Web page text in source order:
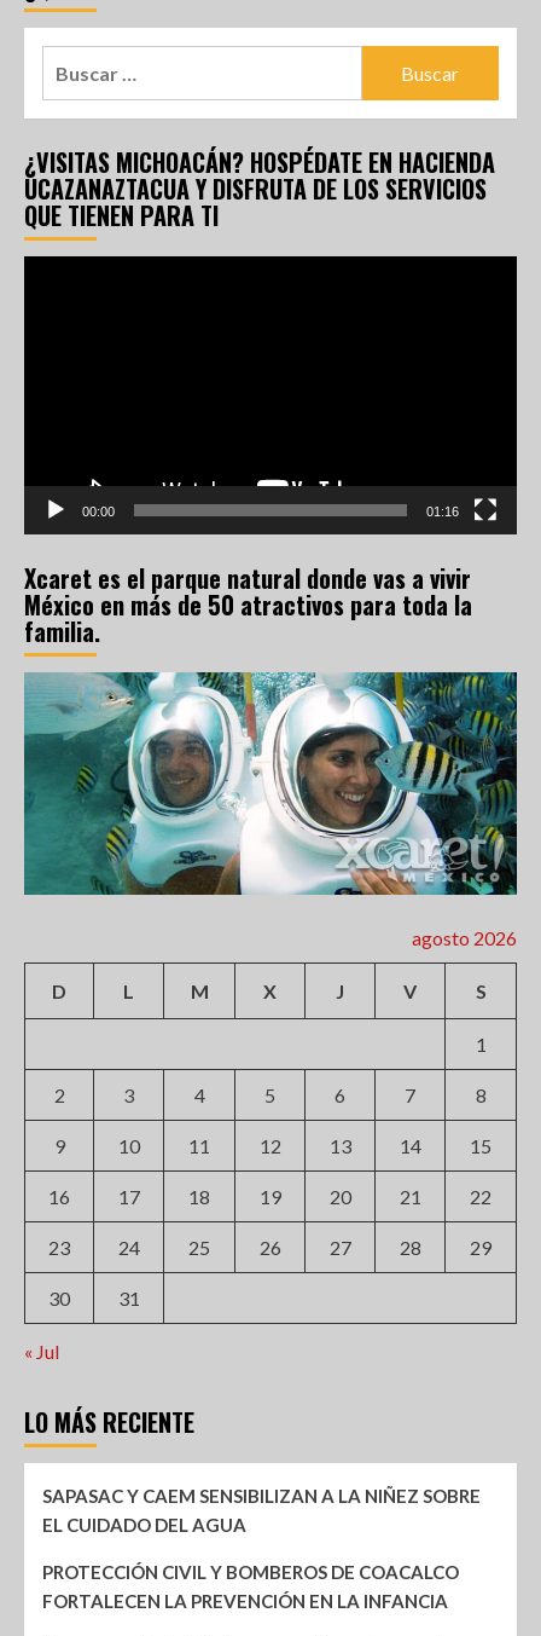
¿VISITAS MICHOACÁN? HOSPÉDATE EN HACIENDA
UCAZANAZTACUA Y DISFRUTA DE LOS SERVICIOS
QUE TIENEN PARA TI
00:00 01:16
Xcaret es el parque natural donde vas a vivir
México en más de 50 atractivos para toda la
familia.
agosto 2026
D L M X J V S
1
2 3 4 5 6 7 8
9 10 11 12 13 14 15
16 17 18 19 20 21 22
23 24 25 26 27 28 29
30 31
« Jul
LO MÁS RECIENTE
SAPASAC Y CAEM SENSIBILIZAN A LA NIÑEZ SOBRE
EL CUIDADO DEL AGUA
PROTECCIÓN CIVIL Y BOMBEROS DE COACALCO
FORTALECEN LA PREVENCIÓN EN LA INFANCIA